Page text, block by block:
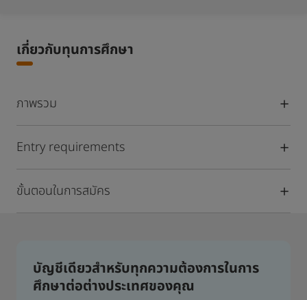
เกี่ยวกับทุนการศึกษา
ภาพรวม
Entry requirements
ขั้นตอนในการสมัคร
บัญชีเดียวสำหรับทุกความต้องการในการ
ศึกษาต่อต่างประเทศของคุณ